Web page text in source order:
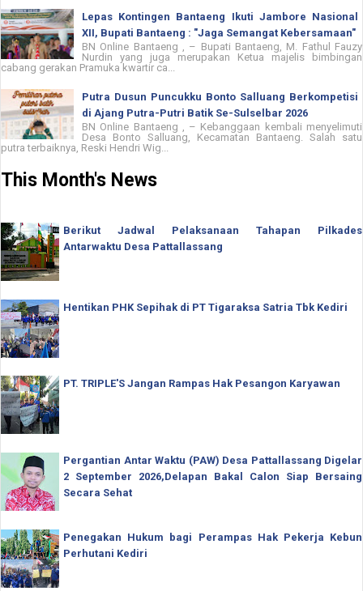
Lepas Kontingen Bantaeng Ikuti Jambore Nasional
XII, Bupati Bantaeng : "Jaga Semangat Kebersamaan"
BN Online Bantaeng , – Bupati Bantaeng, M. Fathul Fauzy
Nurdin yang juga merupakan Ketua majelis bimbingan
cabang gerakan Pramuka kwartir ca...
Putra Dusun Puncukku Bonto Salluang Berkompetisi
di Ajang Putra-Putri Batik Se-Sulselbar 2026
BN Online Bantaeng , – Kebanggaan kembali menyelimuti
Desa Bonto Salluang, Kecamatan Bantaeng. Salah satu
putra terbaiknya, Reski Hendri Wig...
This Month's News
Berikut Jadwal Pelaksanaan Tahapan Pilkades
Antarwaktu Desa Pattallassang
Hentikan PHK Sepihak di PT Tigaraksa Satria Tbk Kediri
PT. TRIPLE'S Jangan Rampas Hak Pesangon Karyawan
Pergantian Antar Waktu (PAW) Desa Pattallassang Digelar
2 September 2026,Delapan Bakal Calon Siap Bersaing
Secara Sehat
Penegakan Hukum bagi Perampas Hak Pekerja Kebun
Perhutani Kediri